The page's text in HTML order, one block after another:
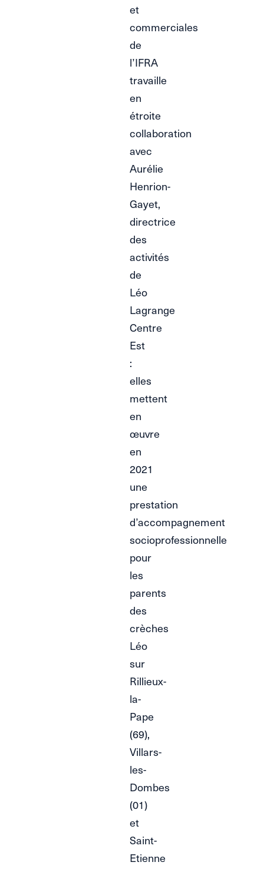
et
commerciales
de
l’IFRA
travaille
en
étroite
collaboration
avec
Aurélie
Henrion-
Gayet,
directrice
des
activités
de
Léo
Lagrange
Centre
Est
:
elles
mettent
en
œuvre
en
2021
une
prestation
d’accompagnement
socioprofessionnelle
pour
les
parents
des
crèches
Léo
sur
Rillieux-
la-
Pape
(69),
Villars-
les-
Dombes
(01)
et
Saint-
Etienne